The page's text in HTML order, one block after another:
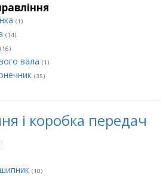
(1)
(14)
(16)
вала (1)
(35)
і коробка передач
(10)